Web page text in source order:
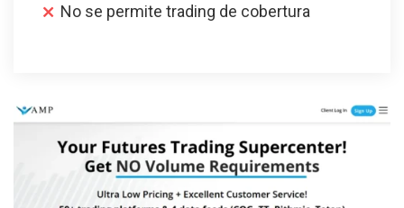
No se permite trading de cobertura